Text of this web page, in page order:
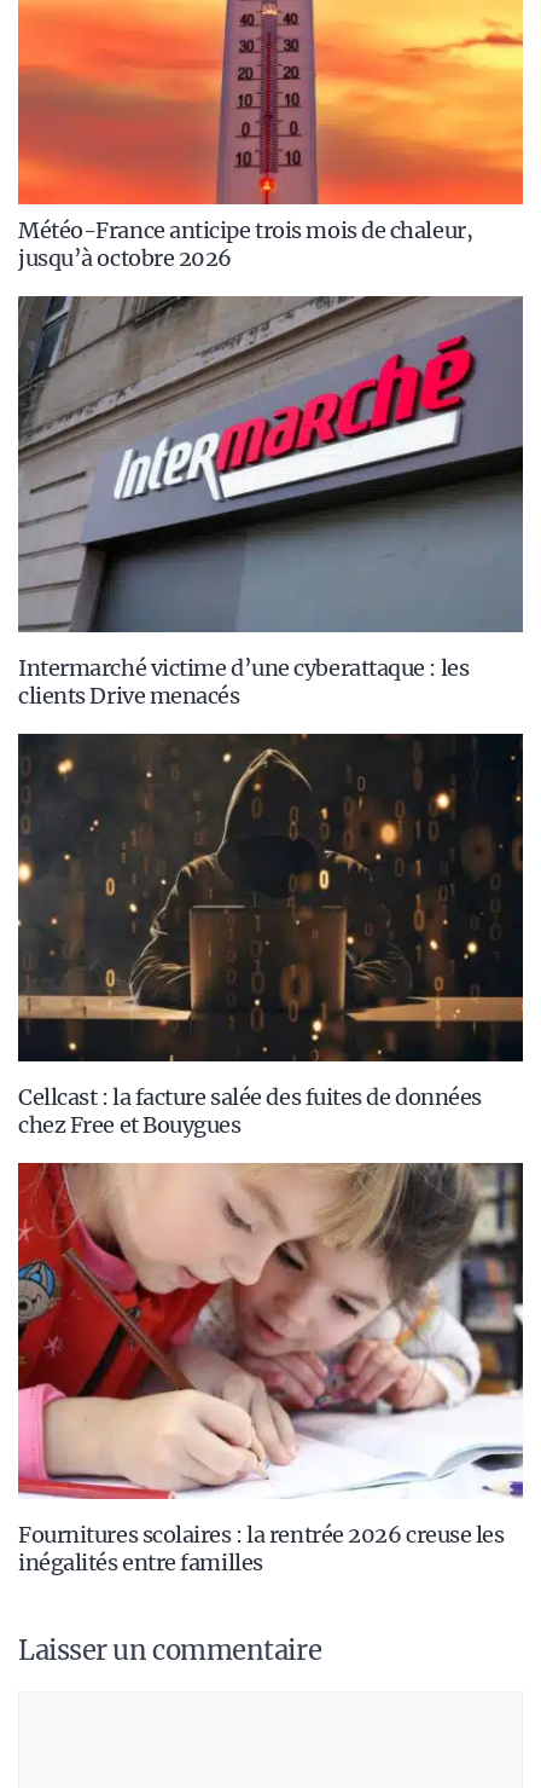
Météo-France anticipe trois mois de chaleur,
jusqu’à octobre 2026
Intermarché victime d’une cyberattaque : les
clients Drive menacés
Cellcast : la facture salée des fuites de données
chez Free et Bouygues
Fournitures scolaires : la rentrée 2026 creuse les
inégalités entre familles
Laisser un commentaire